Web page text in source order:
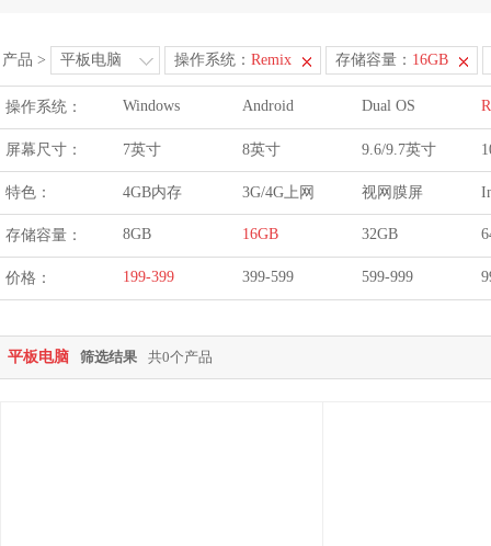
产品 > 平板电脑 操作系统： Remix 存储容量： 16GB
操作系统： Windows Android Dual OS
屏幕尺寸： 7英寸 8英寸 9.6/9.7英寸
特色： 4GB内存 3G/4G上网 视网膜屏
存储容量： 8GB 16GB 32GB
价格： 199-399 399-599 599-999
平板电脑 筛选结果 共0个产品